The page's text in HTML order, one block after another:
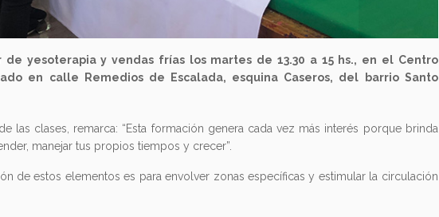
yesoterapia y vendas frías los martes de 13.30 a 15 hs., en el Centro
en calle Remedios de Escalada, esquina Caseros, del barrio Santo
las clases, remarca: “Esta formación genera cada vez más interés porque brinda
manejar tus propios tiempos y crecer”.
de estos elementos es para envolver zonas específicas y estimular la circulación